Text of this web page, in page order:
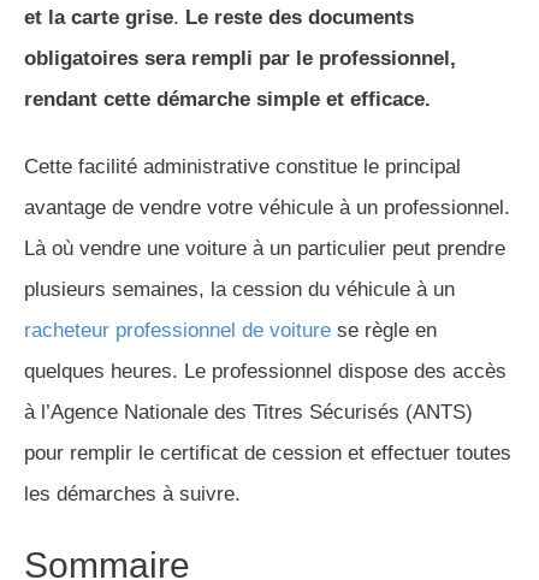
et la carte grise. Le reste des documents
obligatoires sera rempli par le professionnel,
rendant cette démarche simple et efficace.
Cette facilité administrative constitue le principal
avantage de vendre votre véhicule à un professionnel.
Là où vendre une voiture à un particulier peut prendre
plusieurs semaines, la cession du véhicule à un
racheteur professionnel de voiture se règle en
quelques heures. Le professionnel dispose des accès
à l’Agence Nationale des Titres Sécurisés (ANTS)
pour remplir le certificat de cession et effectuer toutes
les démarches à suivre.
Sommaire